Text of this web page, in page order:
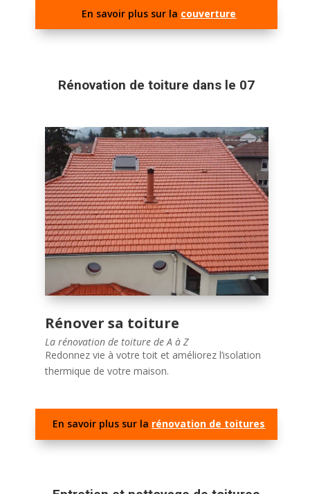
En savoir plus sur la couverture
Rénovation de toiture dans le 07
Rénover sa toiture
La rénovation de toiture de A à Z
Redonnez vie à votre toit et améliorez l’isolation
thermique de votre maison.
Rénovation de Toiture à
Aubenas en Ardèche: Votre
Expert pour un Toit Comme
Neuf
Graff Sony
Vous envisagez une rénovation de toiture à
Aubenas en Ardèche ?
Confiez votre projet à notre équipe d’experts
pour redonner vie à votre toit et améliorer
l’isolation thermique de votre maison. Profitez
d’un service professionnel, adapté à vos besoins
Demandez dès maintenant un devis gratuit et
sans engagement pour la rénovation de votre
toiture à Aubenas en Ardèche.
En savoir plus sur la rénovation de toitures